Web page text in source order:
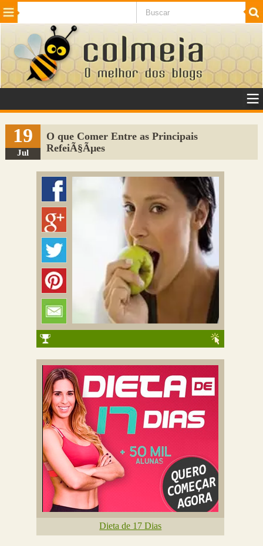
Beleza Cinema e TV
Internet Jogos NotÃ­cias SaÃºde
VeÃ­culos Adulto
Sugerir Link
Adicionar Blog
Colmeia Exchange
19
Jul
O que Comer Entre as Principais
RefeiÃ§Ãµes
Dieta de 17 Dias